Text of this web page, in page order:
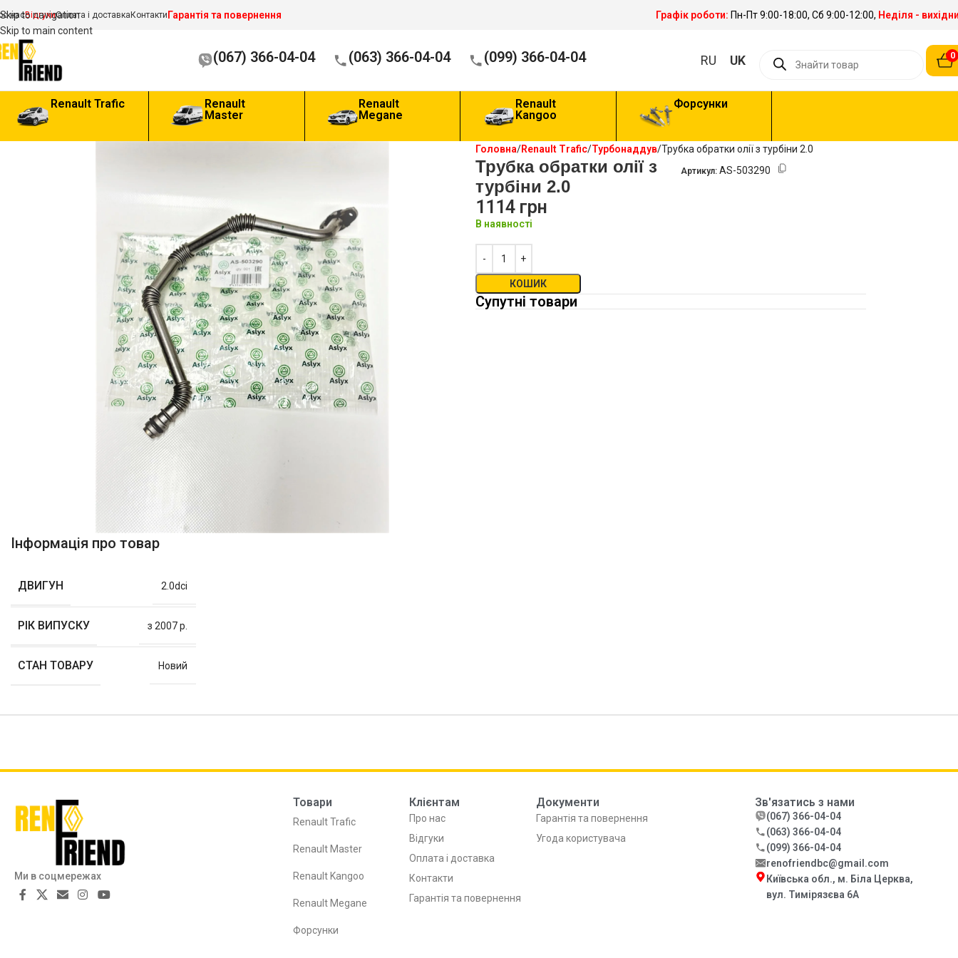
Skip to navigation
Skip to main content
насВідгукиОплата і доставка КонтактиГарантія та повернення Графік роботи: Пн-Пт 9:00-18:00, Сб 9:00-12:00, Неділя -
(067) 366-04-04 (063) 366-04-04 (099) 366-04-04 RU UK 0
Renault Trafic
Renault
Master
Renault
Megane
Renault
Kangoo
Форсунки
Інформація про товар
ДВИГУН 2.0dci
РІК ВИПУСКУ з 2007 р.
СТАН ТОВАРУ Новий
Головна Renault Trafic Турбонаддув Трубка обратки олії з турбіни 2.0
Трубка обратки олії з
турбіни 2.0
Артикул: AS-503290
1114 грн
В наявності
КОШИК
Супутні товари
Ми в соцмережах
Товари
Renault Trafic
Renault Master
Renault Kangoo
Renault Megane
Форсунки
Клієнтам
Про нас
Відгуки
Оплата і доставка
Контакти
Гарантія та повернення
Документи
Гарантія та повернення
Угода користувача
Зв'язатись з нами
(067) 366-04-04
(063) 366-04-04
(099) 366-04-04
renofriendbc@gmail.com
Київська обл., м. Біла Церква,
вул. Тимірязєва 6А